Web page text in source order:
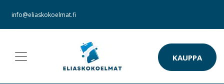
info@eliaskokoelmat.fi
KAUPPA